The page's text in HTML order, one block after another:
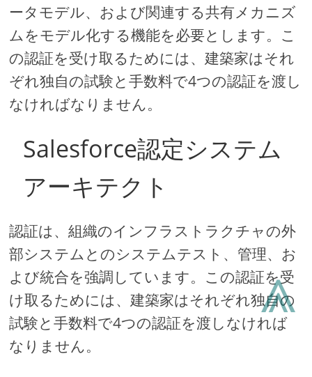
ータモデル、および関連する共有メカニズ
ムをモデル化する機能を必要とします。こ
の認証を受け取るためには、建築家はそれ
ぞれ独自の試験と手数料で4つの認証を渡し
なければなりません。
Salesforce認定システム
アーキテクト
認証は、組織のインフラストラクチャの外
部システムとのシステムテスト、管理、お
よび統合を強調しています。この認証を受
け取るためには、建築家はそれぞれ独自の
試験と手数料で4つの認証を渡しなければ
なりません。
⩓